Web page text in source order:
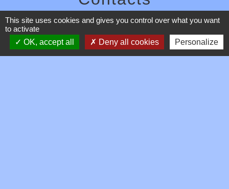
Commune de Toussieux
01600 Toussieux - FRANCE
+33 4 74 00 19 03
This site uses cookies and gives you control over what you want
to activate
OK, accept all
Deny all cookies Personalize